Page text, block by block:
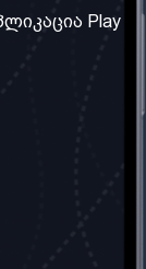
პირობები
ქსელი
Play